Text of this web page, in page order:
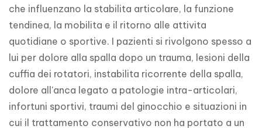
che influenzano la stabilita articolare, la funzione
tendinea, la mobilita e il ritorno alle attivita
quotidiane o sportive. I pazienti si rivolgono spesso a
lui per dolore alla spalla dopo un trauma, lesioni della
cuffia dei rotatori, instabilita ricorrente della spalla,
dolore all'anca legato a patologie intra-articolari,
infortuni sportivi, traumi del ginocchio e situazioni in
cui il trattamento conservativo non ha portato a un